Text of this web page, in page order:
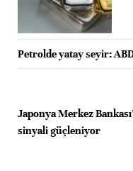
Petrolde yatay seyir:
Japonya Merkez
sinyali güçleniyor